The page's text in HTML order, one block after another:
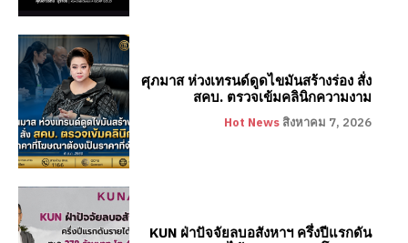
ศุภมาส ห่วงเทรนด์ดูดไขมันสร้างร่อง สั่ง
สคบ. ตรวจเข้มคลินิกความงาม
Hot News สิงหาคม 7, 2026
KUN ฝ่าปัจจัยลบอสังหาฯ ครึ่งปีแรกดัน